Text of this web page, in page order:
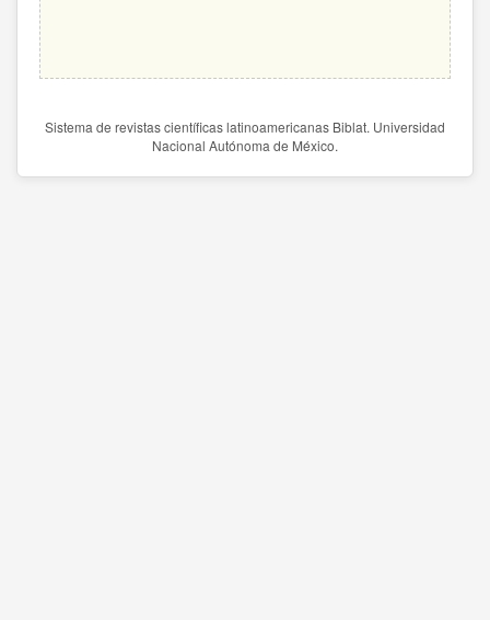
Sistema de revistas científicas latinoamericanas Biblat. Universidad
Nacional Autónoma de México.